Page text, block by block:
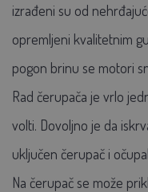
izrađeni su od
opremljeni kvalitetnim
pogon brinu se motori
Rad čerupača je vrlo
volti. Dovoljno je da
uključen čerupač i
Na čerupač se može